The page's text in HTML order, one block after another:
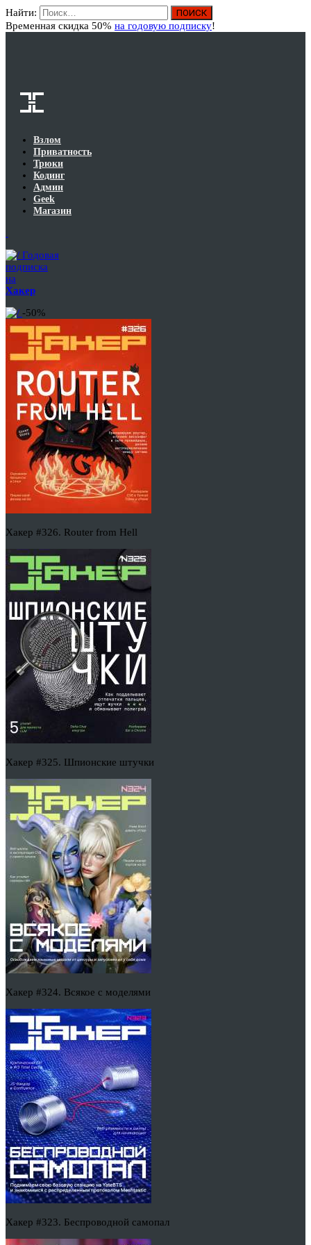
Найти:
Временная скидка 50% на годовую подписку!
Взлом
Приватность
Трюки
Кодинг
Админ
Geek
Магазин
Годовая
подписка
на
Хакер
-50%
Хакер #326. Router from Hell
Хакер #325. Шпионские штучки
Хакер #324. Всякое с моделями
Хакер #323. Беспроводной самопал